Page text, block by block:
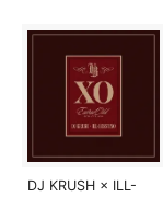
DJ KRUSH × ILL-